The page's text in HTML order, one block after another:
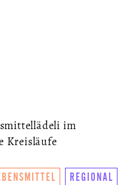
im
Kreisläufe
REGIONAL